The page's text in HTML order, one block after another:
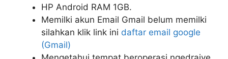
HP Android RAM 1GB.
Memilki akun Email Gmail belum memilki
silahkan klik link ini daftar email google
(Gmail)